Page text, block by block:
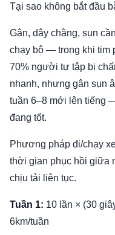
Tại sao không bắt đầu
Gân, dây chằng, sụn cần
chạy bộ — trong khi tim
70% người tự tập bị
nhanh, nhưng gân sụn
tuần 6–8 mới lên tiếng
đang tốt.
Phương pháp đi/chạy
thời gian phục hồi giữa
chịu tải liên tục.
Tuần 1: 10 lần × (30
6km/tuần